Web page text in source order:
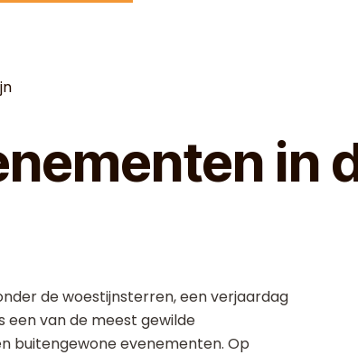
in
de woestijnsterren, een verjaardag
een van de meest gewilde
buitengewone evenementen. Op